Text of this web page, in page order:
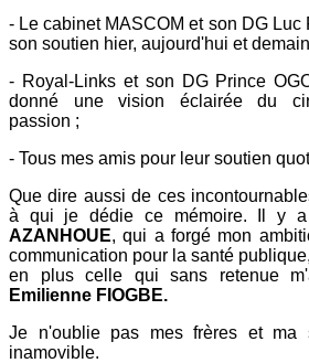
- Le cabinet MASCOM et son DG Luc
son soutien hier, aujourd'hui et
- Royal-Links et son DG Prince
donné une vision éclairée du
passion ;
- Tous mes amis pour leur soutien
Que dire aussi de ces
à qui je dédie ce mémoire. Il y a
AZANHOUE, qui a forgé mon
communication pour la santé
en plus celle qui sans retenue
Emilienne FIOGBE.
Je n'oublie pas mes frères et ma
inamovible.